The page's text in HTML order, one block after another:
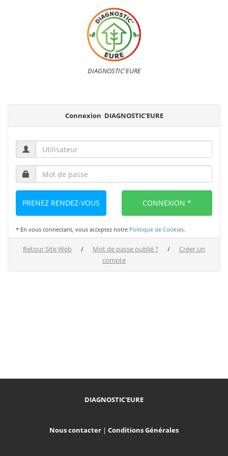
DIAGNOSTIC'EURE
Connexion DIAGNOSTIC'EURE
PRENEZ RENDEZ-VOUS
* En vous connectant, vous acceptez notre Politique de Cookies.
Retour Site Web / Mot de passe oublié ? / Créer un
compte
DIAGNOSTIC'EURE
Nous contacter | Conditions Générales